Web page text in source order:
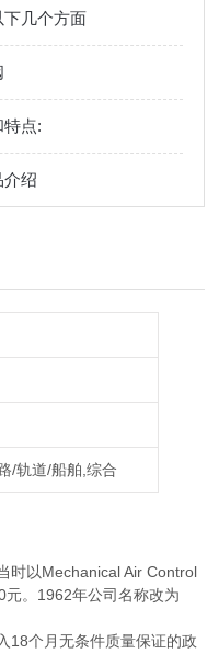
几个方面
点:
介绍
/轨道/船舶,综合
以Mechanical Air Control
。1962年公司名称改为
个月无条件质量保证的政